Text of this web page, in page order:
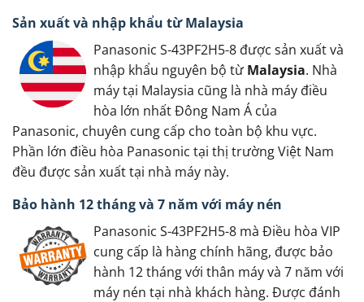
Sản xuất và nhập khẩu từ Malaysia
Panasonic S-43PF2H5-8 được sản xuất và
nhập khẩu nguyên bộ từ Malaysia. Nhà
máy tại Malaysia cũng là nhà máy điều
hòa lớn nhất Đông Nam Á của
Panasonic, chuyên cung cấp cho toàn bộ khu vực.
Phần lớn điều hòa Panasonic tại thị trường Việt Nam
đều được sản xuất tại nhà máy này.
Bảo hành 12 tháng và 7 năm với máy nén
Panasonic S-43PF2H5-8 mà Điều hòa VIP
cung cấp là hàng chính hãng, được bảo
hành 12 tháng với thân máy và 7 năm với
máy nén tại nhà khách hàng. Được đánh